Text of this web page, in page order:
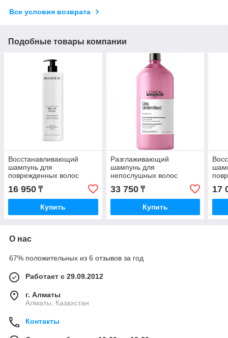
Все условия возврата
Подобные товары компании
Восстанавливающий
шампунь для
поврежденных волос
REPAIR SHAMPOO
Selective Professional 1000
мл.
16 950 ₸
Купить
Разглаживающий
шампунь для
непослушных волос
L’Oreal Professionnel Liss
Unlimited 1500 мл.
33 750₸
Купить
17
О нас
67% положительных из 6 отзывов за год
Работает с 29.09.2012
г. Алматы
Алматы, Казахстан
Контакты